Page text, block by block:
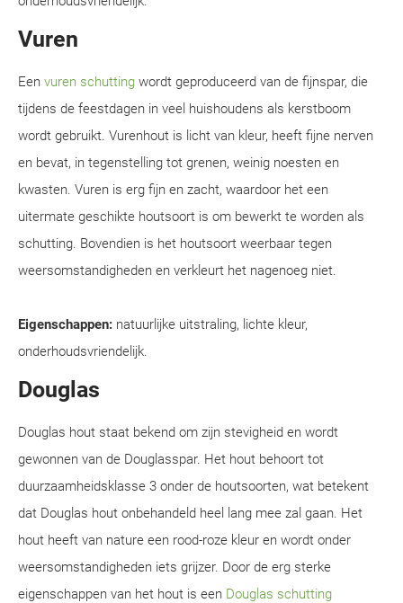
Vuren
Een vuren schutting wordt geproduceerd van de fijnspar, die
tijdens de feestdagen in veel huishoudens als kerstboom
wordt gebruikt. Vurenhout is licht van kleur, heeft fijne nerven
en bevat, in tegenstelling tot grenen, weinig noesten en
kwasten. Vuren is erg fijn en zacht, waardoor het een
uitermate geschikte houtsoort is om bewerkt te worden als
schutting. Bovendien is het houtsoort weerbaar tegen
weersomstandigheden en verkleurt het nagenoeg niet.
Eigenschappen: natuurlijke uitstraling, lichte kleur,
onderhoudsvriendelijk.
Douglas
Douglas hout staat bekend om zijn stevigheid en wordt
gewonnen van de Douglasspar. Het hout behoort tot
duurzaamheidsklasse 3 onder de houtsoorten, wat betekent
dat Douglas hout onbehandeld heel lang mee zal gaan. Het
hout heeft van nature een rood-roze kleur en wordt onder
weersomstandigheden iets grijzer. Door de erg sterke
eigenschappen van het hout is een Douglas schutting